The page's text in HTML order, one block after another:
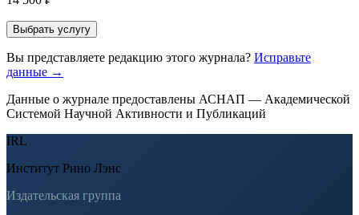
Выбрать услугу
Вы представляете редакцию этого журнала? Исправьте
данные →
Данные о журнале предоставлены АСНАП — Академической
Системой Научной Активности и Публикаций
IRL
Институт Рино Лэнс
Издательская группа